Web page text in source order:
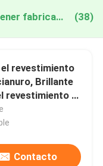
copper electroplating brightener fabricación en línea (38)
revestimiento
Brillante
revestimiento de
Contacto